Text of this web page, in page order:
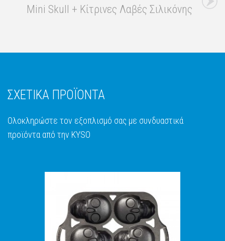
Mini Skull + Κίτρινες Λαβές Σιλικόνης
ΣΧΕΤΙΚΑ ΠΡΟΪΟΝΤΑ
Ολοκληρώστε τον εξοπλισμό σας με συνδυαστικά
προϊόντα από την KYSO